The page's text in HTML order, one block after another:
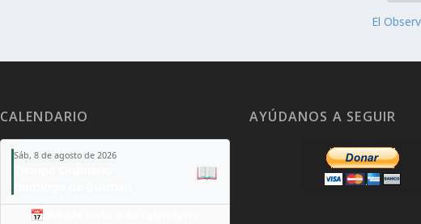
El
CALENDARIO
Sáb, 8 de agosto de 2026
📖
📅 Añade todo a tu calendario
AYÚDANOS A SEGUIR